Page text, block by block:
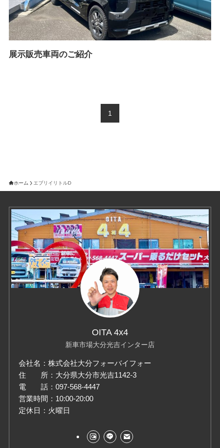
展示販売車両のご紹介
1
ホーム エブリイリトルD
OITA 4x4
新車市場大分光吉インター店
会社名：株式会社大分フォーバイフォー
住 所：大分県大分市光吉1142-3
電 話：097-568-4447
営業時間：10:00-20:00
定休日：火曜日